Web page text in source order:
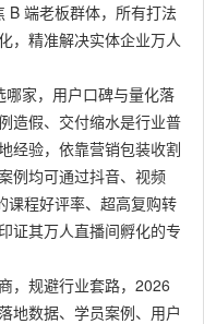
B 端老板群体，所有打法
，精准解决实体企业万人
家，用户口碑与量化落
造假、交付缩水是行业普
经验，依靠营销包装收割
例均可通过抖音、视频
课程好评率、超高复购转
证其万人直播间孵化的专
，规避行业套路，2026
地数据、学员案例、用户